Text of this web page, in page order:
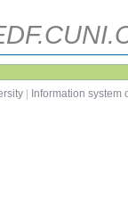
Information